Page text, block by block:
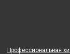
Профессиональная